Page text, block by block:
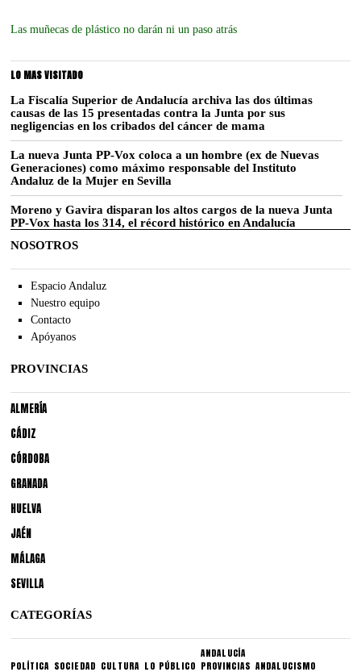
Las muñecas de plástico no darán ni un paso atrás
LO MAS VISITADO
La Fiscalía Superior de Andalucía archiva las dos últimas
causas de las 15 presentadas contra la Junta por sus
negligencias en los cribados del cáncer de mama
La nueva Junta PP-Vox coloca a un hombre (ex de Nuevas
Generaciones) como máximo responsable del Instituto
Andaluz de la Mujer en Sevilla
Moreno y Gavira disparan los altos cargos de la nueva Junta
PP-Vox hasta los 314, el récord histórico en Andalucía
NOSOTROS
Espacio Andaluz
Nuestro equipo
Contacto
Apóyanos
PROVINCIAS
ALMERÍA
CÁDIZ
CÓRDOBA
GRANADA
HUELVA
JAÉN
MÁLAGA
SEVILLA
CATEGORÍAS
POLÍTICA SOCIEDAD CULTURA LO PÚBLICO
ANDALUCÍA
PROVINCIAS ANDALUCISMO